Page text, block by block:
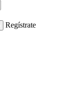
Regístrate